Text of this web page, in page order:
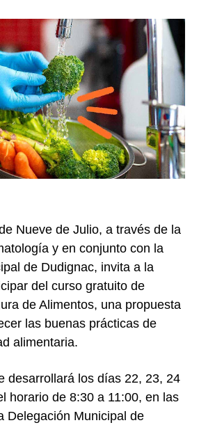
Nueve de Julio, a través de la
y en conjunto con la
de Dudignac, invita a la
del curso gratuito de
de Alimentos, una propuesta
las buenas prácticas de
alimentaria.
desarrollará los días 22, 23, 24
horario de 8:30 a 11:00, en las
Delegación Municipal de